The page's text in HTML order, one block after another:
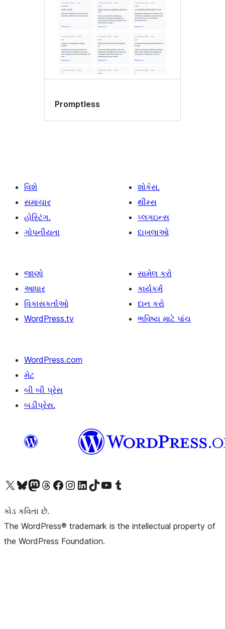
Promptless
વિશે
સમાચાર
હોસ્ટિંગ.
ગોપનીયતા
શોકેસ.
થીમ્સ
પ્લગઇન્સ
દાખલાઓ
જાણો
આધાર
વિકાસકર્તાઓ
WordPress.tv
સામેલ કરો
કાર્યકર્મ
દાન કરો
ભવિષ્ય માટે પાંચ
WordPress.com
મેટ
બી બી પ્રેસ
બડીપ્રેસ.
અમારા X (અગાઉ ટ્વિટર) એકાઉન્ટની મુલાકાત લોઅમારા Bluesky એકાઉન્ટની મુલાકાત લોઅમારા માસ્ટોડોન એકાઉન્ટની મુલાકાત લોઅમારા Threads એકાઉન્ટની મુલાકાત લો અમારા ફેસબુક પેજની મુલાકાત લોઅમારા ઇન્સ્ટાગ્રામ એકાઉન્ટની મુલાકાત લો અમારા LinkedIn એકાઉન્ટની મુલાકાત લોઅમારા TikTok એકાઉન્ટની મુલાકાત લોઅમારી YouTube ચેનલની મુલાકાત લો અમારા Tumblr એકાઉન્ટની મુલાકાત લો
કોડ કવિતા છે.
The WordPress® trademark is the intellectual property of
the WordPress Foundation.